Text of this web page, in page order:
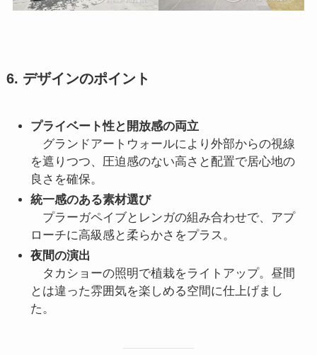
6. デザインのポイント
プライベート性と開放感の両立
グランドアートウォールにより外部からの視線
を遮りつつ、圧迫感のない高さと配置で居心地の
良さを確保。
統一感のある素材選び
プラーガペイブとレンガの組み合わせで、アプ
ローチに高級感と柔らかさをプラス。
夜間の演出
タカショーの照明で植栽をライトアップ。昼間
とは違った雰囲気を楽しめる空間に仕上げまし
た。